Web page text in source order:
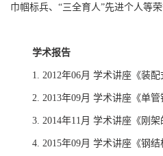
巾帼标兵、 “三全育人”先进个人等荣
学术报告
1. 2012年06月 学术讲座《装配
2. 2013年09月 学术讲座《单管
3. 2014年11 月 学术讲座《刚架
4. 2015年09月 学术讲座《钢结